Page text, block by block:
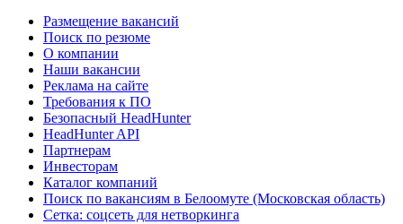
Размещение вакансий
Поиск по резюме
О компании
Наши вакансии
Реклама на сайте
Требования к ПО
Безопасный HeadHunter
HeadHunter API
Партнерам
Инвесторам
Каталог компаний
Поиск по вакансиям в Белоомуте (Московская область)
Сетка: соцсеть для нетворкинга